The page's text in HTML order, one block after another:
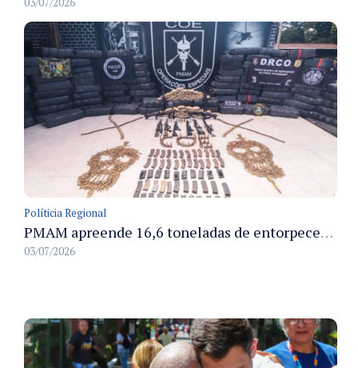
Políticia Regional
PMAM apreende 16,6 toneladas de entorpecentes e registra aumento nas prisões em flagrante e nas capturas de foragidos no primeiro semestre de 2026
03/07/2026